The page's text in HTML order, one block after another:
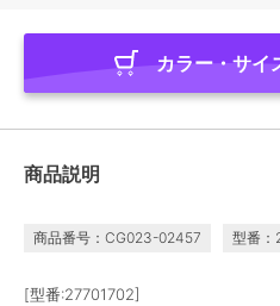
カラー・サイ
商品説明
商品番号：CG023-02457 型番：
[型番:27701702]